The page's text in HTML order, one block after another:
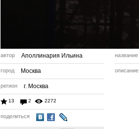
автор Аполлинария Ильина
город Москва
регион г. Москва
13 2 2272
поделиться
название
описание